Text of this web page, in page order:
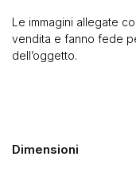
Le immagini allegate
vendita e fanno fede
dell’oggetto.
Dimensioni